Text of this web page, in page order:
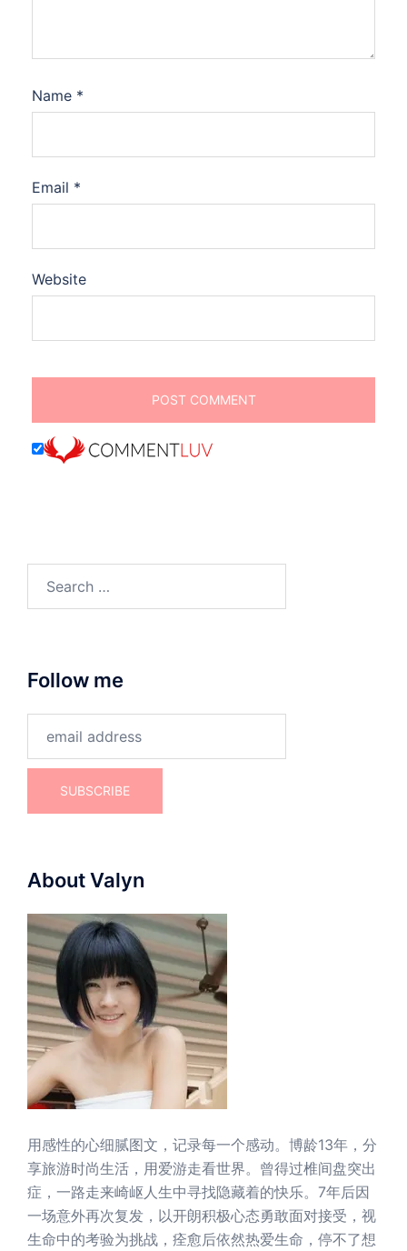
Name *
Email *
Website
Follow me
About Valyn
用感性的心细腻图文，记录每一个感动。博龄13年，分
享旅游时尚生活，用爱游走看世界。曾得过椎间盘突出
症，一路走来崎岖人生中寻找隐藏着的快乐。7年后因
一场意外再次复发，以开朗积极心态勇敢面对接受，视
生命中的考验为挑战，痊愈后依然热爱生命，停不了想